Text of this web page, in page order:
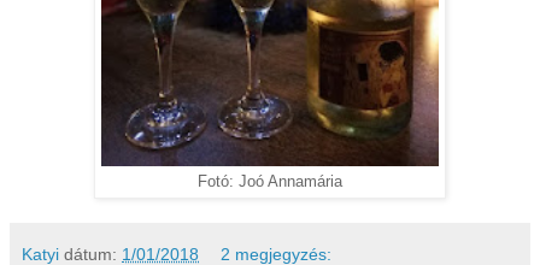
Fotó: Joó Annamária
Katyi dátum: 1/01/2018 2 megjegyzés: